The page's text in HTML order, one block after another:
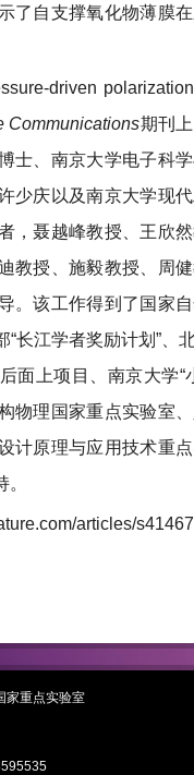
了自支撑氧化物薄膜
driven
Communications期刊
士、南京大学电子科
少庆以及南京大学现
，聂越峰教授、王欣
教授、施毅教授、周
。该工作得到了国家
长江学者奖励计划”、
面上项目、南京大学“
物理国家重点实验室
计原理与应用技术重
articles/
家重点实验室